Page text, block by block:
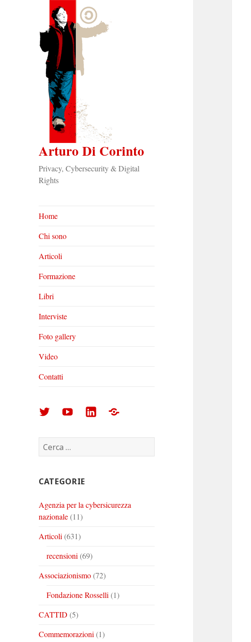
Arturo Di Corinto
Privacy, Cybersecurity & Digital
Rights
Home
Chi sono
Articoli
Formazione
Libri
Interviste
Foto gallery
Video
Contatti
Arturo
Corinto
su
Arturo
Corinto
su
Arturo
su
Foto
Ricerca
per:
CATEGORIE
Agenzia per la cybersicurezza
nazionale(11)
Articoli (631)
recensioni (69)
Associazionismo(72)
Fondazione Rosselli (1)
CATTID (5)
Commemorazioni (1)